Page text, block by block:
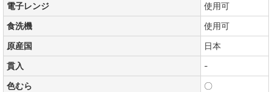
電子レンジ
使用可
食洗機
使用可
原産国
日本
貫入
-
色むら
〇